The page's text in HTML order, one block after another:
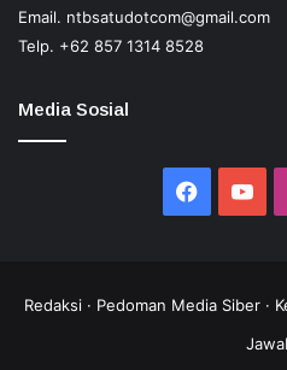
Email. ntbsatudotcom@gmail.com
Telp. +62 857 1314 8528
Media Sosial
Redaksi · Pedoman Media Siber ·